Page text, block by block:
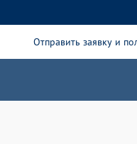
Отправить заявку и